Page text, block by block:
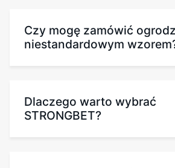
Czy mogę zamówić
niestandardowym
Dlaczego warto wybrać
STRONGBET?